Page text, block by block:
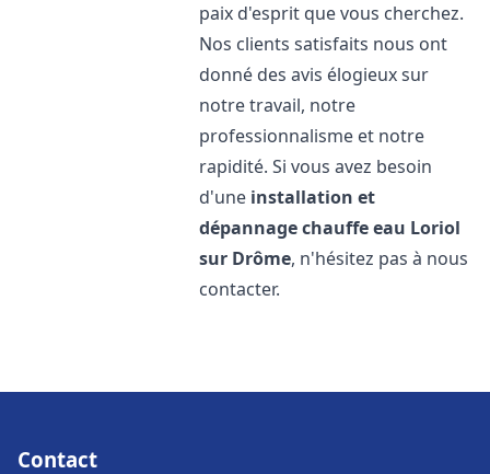
paix d'esprit que vous cherchez.
Nos clients satisfaits nous ont
donné des avis élogieux sur
notre travail, notre
professionnalisme et notre
rapidité. Si vous avez besoin
d'une installation et
dépannage chauffe eau Loriol
sur Drôme, n'hésitez pas à nous
contacter.
Contact